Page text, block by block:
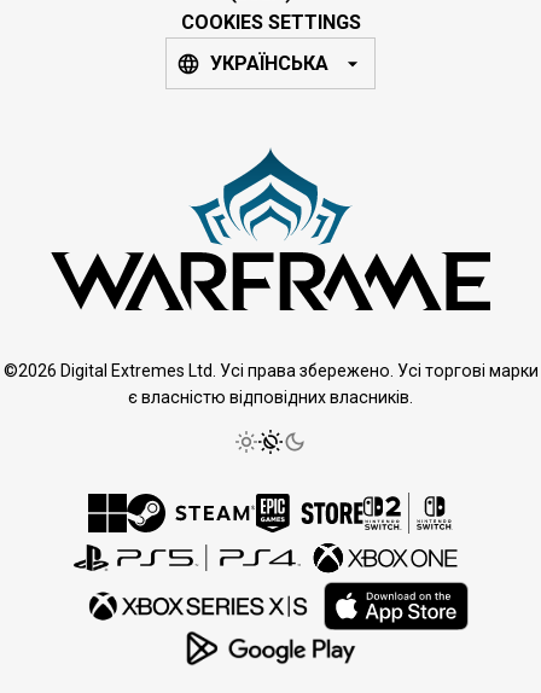
COOKIES SETTINGS
УКРАЇНСЬКА
©2026 Digital Extremes Ltd. Усі права збережено. Усі торгові марки
є власністю відповідних власників.